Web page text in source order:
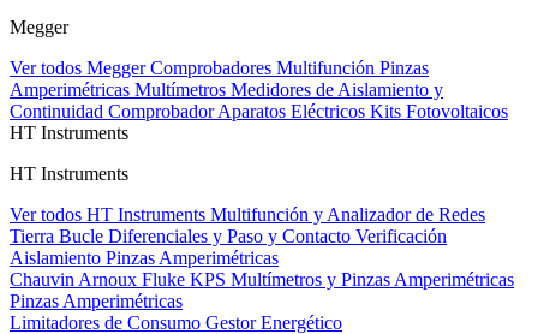
Megger
Ver todos MeggerComprobadores Multifunción Pinzas
Amperimétricas Multímetros Medidores de Aislamiento y
Continuidad Comprobador Aparatos Eléctricos Kits Fotovoltaicos
HT Instruments
HT Instruments
Ver todos HT Instruments Multifunción y Analizador de Redes
Tierra Bucle Diferenciales y Paso y Contacto Verificación
Aislamiento Pinzas Amperimétricas
Chauvin Arnoux Fluke KPS Multímetros y Pinzas Amperimétricas
Pinzas Amperimétricas
Limitadores de Consumo Gestor Energético